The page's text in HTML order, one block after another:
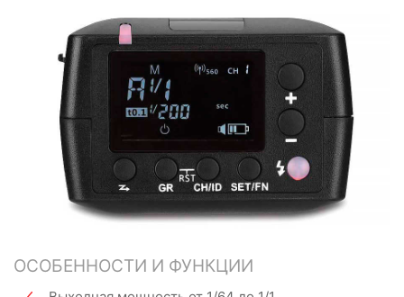
ОСОБЕННОСТИ И ФУНКЦИИ